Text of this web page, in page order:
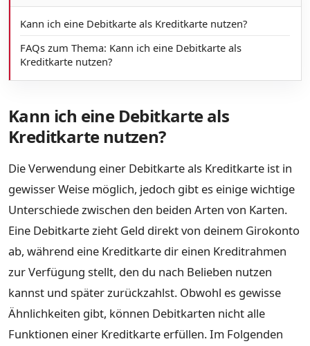
Kann ich eine Debitkarte als Kreditkarte nutzen?
FAQs zum Thema: Kann ich eine Debitkarte als
Kreditkarte nutzen?
Kann ich eine Debitkarte als
Kreditkarte nutzen?
Die Verwendung einer Debitkarte als Kreditkarte ist in
gewisser Weise möglich, jedoch gibt es einige wichtige
Unterschiede zwischen den beiden Arten von Karten.
Eine Debitkarte zieht Geld direkt von deinem Girokonto
ab, während eine Kreditkarte dir einen Kreditrahmen
zur Verfügung stellt, den du nach Belieben nutzen
kannst und später zurückzahlst. Obwohl es gewisse
Ähnlichkeiten gibt, können Debitkarten nicht alle
Funktionen einer Kreditkarte erfüllen. Im Folgenden